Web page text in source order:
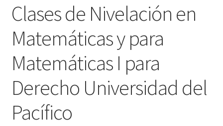
Clases de Nivelación en
Matemáticas y para
Matemáticas I para
Derecho Universidad del
Pacífico